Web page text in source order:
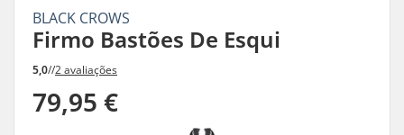
BLACK CROWS
Firmo Bastões De Esqui
5,0//2 avaliações
79,95 €